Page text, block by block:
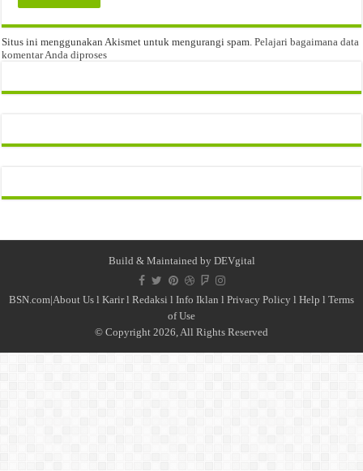
Situs ini menggunakan Akismet untuk mengurangi spam.Pelajari bagaimana data
komentar Anda diproses
Build & Maintained by DEVgital
BSN.com|About Us l Karirl Redaksi l Info Iklan l Privacy Policy l Help l Terms
of Use
© Copyright 2026, All Rights Reserved